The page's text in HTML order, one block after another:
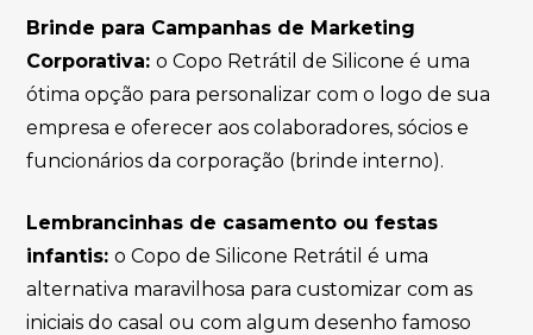
Brinde para Campanhas de Marketing
Corporativa:o Copo Retrátil de Silicone é uma
ótima opção para personalizar com o logo de sua
empresa e oferecer aos colaboradores, sócios e
funcionários da corporação (brinde interno).
Lembrancinhas de casamento ou festas
infantis:o Copo de Silicone Retrátil é uma
alternativa maravilhosa para customizar com as
iniciais do casal ou com algum desenho famoso